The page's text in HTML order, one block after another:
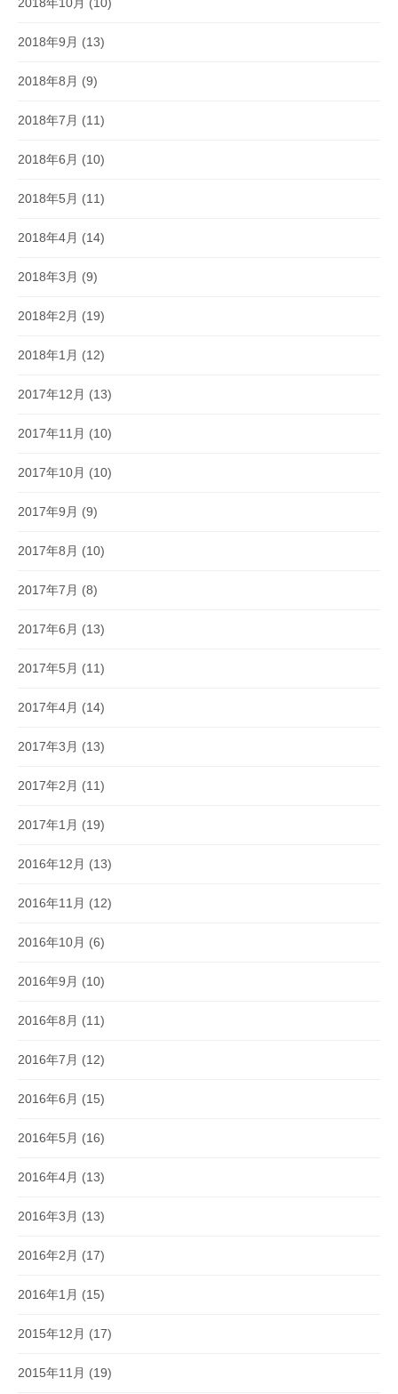
2018年9月 (13)
2018年8月 (9)
2018年7月 (11)
2018年6月 (10)
2018年5月 (11)
2018年4月 (14)
2018年3月 (9)
2018年2月 (19)
2018年1月 (12)
2017年12月 (13)
2017年11月 (10)
2017年10月 (10)
2017年9月 (9)
2017年8月 (10)
2017年7月 (8)
2017年6月 (13)
2017年5月 (11)
2017年4月 (14)
2017年3月 (13)
2017年2月 (11)
2017年1月 (19)
2016年12月 (13)
2016年11月 (12)
2016年10月 (6)
2016年9月 (10)
2016年8月 (11)
2016年7月 (12)
2016年6月 (15)
2016年5月 (16)
2016年4月 (13)
2016年3月 (13)
2016年2月 (17)
2016年1月 (15)
2015年12月 (17)
2015年11月 (19)